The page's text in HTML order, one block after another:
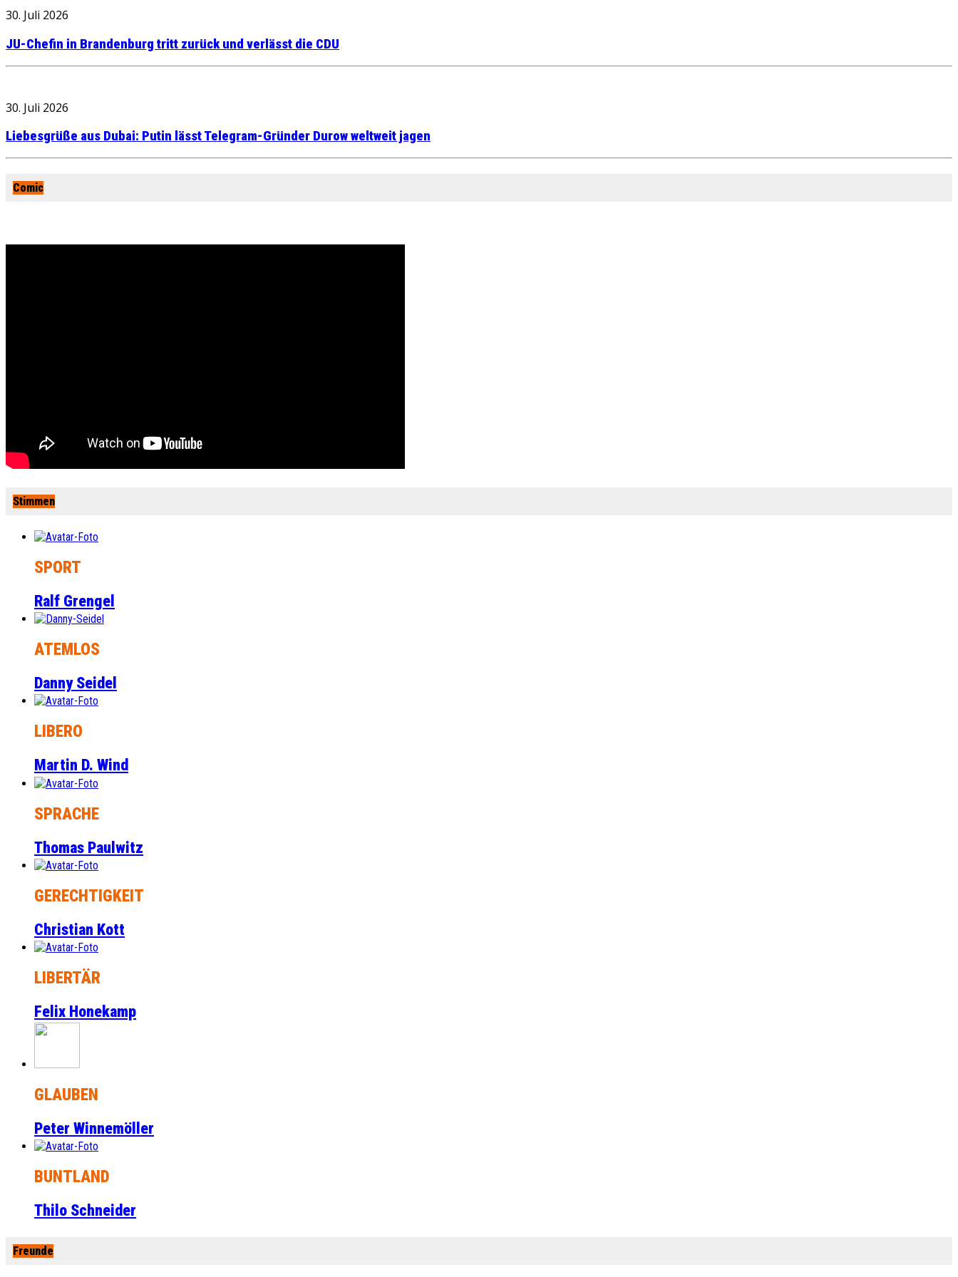
30. Juli 2026
JU-Chefin in Brandenburg tritt zurück und verlässt die CDU
30. Juli 2026
Liebesgrüße aus Dubai: Putin lässt Telegram-Gründer Durow weltweit jagen
Comic
Stimmen
SPORT
Ralf Grengel
ATEMLOS
Danny Seidel
LIBERO
Martin D. Wind
SPRACHE
Thomas Paulwitz
GERECHTIGKEIT
Christian Kott
LIBERTÄR
Felix Honekamp
GLAUBEN
Peter Winnemöller
BUNTLAND
Thilo Schneider
Freunde